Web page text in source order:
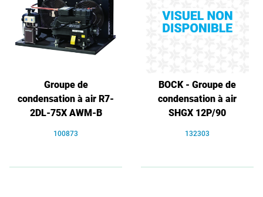
Groupe de
condensation à air R7-
2DL-75X AWM-B
100873
BOCK - Groupe de
condensation à air
SHGX 12P/90
132303